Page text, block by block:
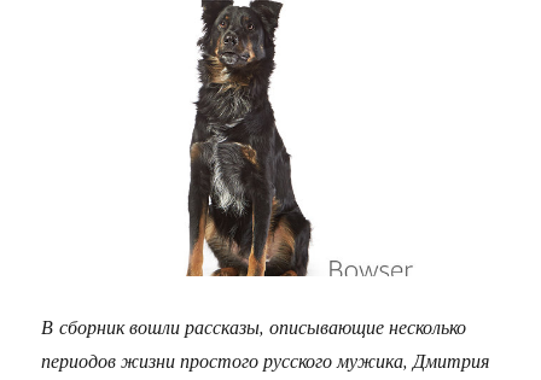
В сборник вошли рассказы, описывающие несколько
периодов жизни простого русского мужика, Дмитрия